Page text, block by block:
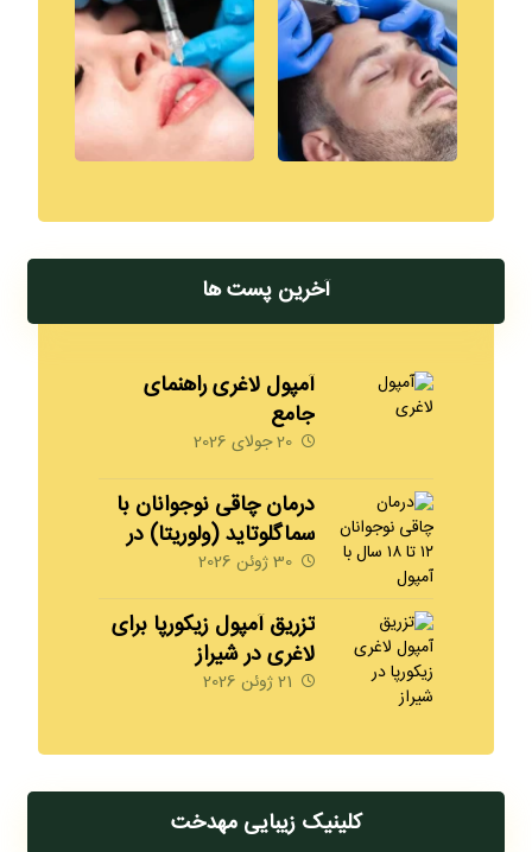
آخرین پست ها
آمپول لاغری راهنمای
جامع
20 جولای 2026
درمان چاقی نوجوانان با
سماگلوتاید (ولوریتا) در
شیراز | 09170008792
30 ژوئن 2026
تزریق آمپول زیکورپا برای
لاغری در شیراز
09170008792
21 ژوئن 2026
کلینیک زیبایی مهدخت